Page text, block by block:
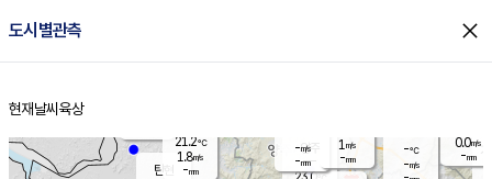
도시별관측 close
홈
현재날씨 육상
양주
-℃
-m/s
탄현
0.0m/s
-mm
-m/s
-mm
21.2℃
1.8m/s
-mm
1 m/s
-mm